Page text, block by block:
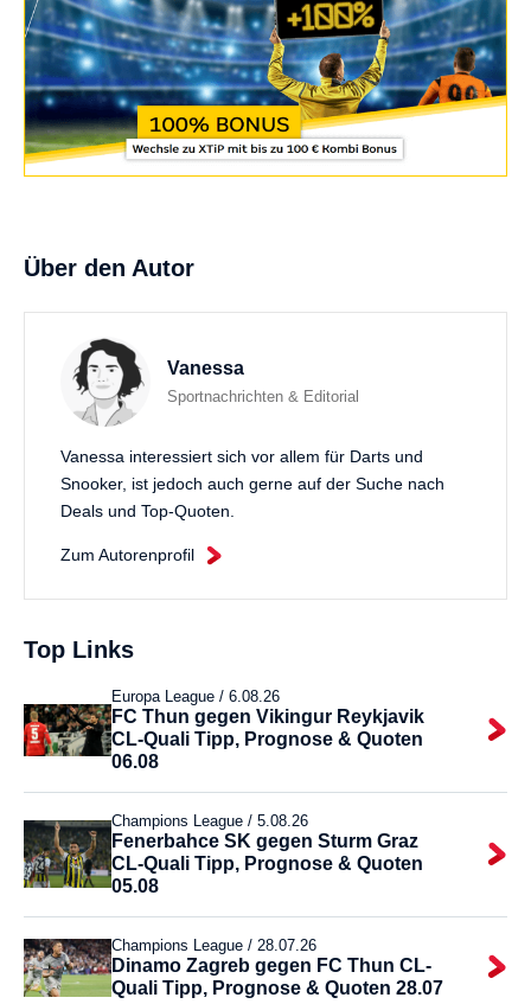
Über den Autor
Vanessa
Sportnachrichten & Editorial
Vanessa interessiert sich vor allem für Darts und
Snooker, ist jedoch auch gerne auf der Suche nach
Deals und Top-Quoten.
Zum Autorenprofil
Top Links
Europa League / 6.08.26
FC Thun gegen Vikingur Reykjavik
CL-Quali Tipp, Prognose & Quoten
06.08
Champions League / 5.08.26
Fenerbahce SK gegen Sturm Graz
CL-Quali Tipp, Prognose & Quoten
05.08
Champions League / 28.07.26
Dinamo Zagreb gegen FC Thun CL-
Quali Tipp, Prognose & Quoten 28.07